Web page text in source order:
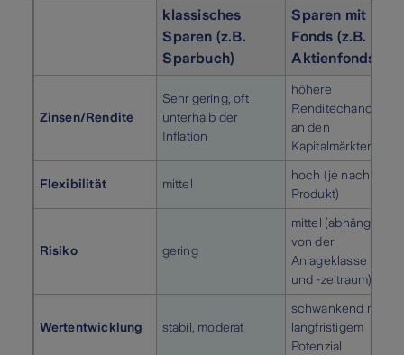
klassisches
Sparen (z.B.
Sparbuch)
Sparen mit
Fonds (z.B.
Aktienfonds)
Zinsen/Rendite
Sehr gering, oft
unterhalb der
Inflation
höhere
Renditechancen
an den
Kapitalmärkten
Flexibilität mittel
hoch (je nach
Produkt)
Risiko gering
mittel (abhängig
von der
Anlageklasse
und -zeitraum)
Wertentwicklung stabil, moderat
schwankend mit
langfristigem
Potenzial